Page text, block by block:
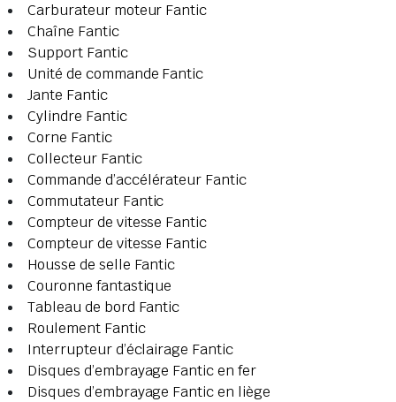
Carburateur moteur Fantic
Chaîne Fantic
Support Fantic
Unité de commande Fantic
Jante Fantic
Cylindre Fantic
Corne Fantic
Collecteur Fantic
Commande d’accélérateur Fantic
Commutateur Fantic
Compteur de vitesse Fantic
Compteur de vitesse Fantic
Housse de selle Fantic
Couronne fantastique
Tableau de bord Fantic
Roulement Fantic
Interrupteur d’éclairage Fantic
Disques d’embrayage Fantic en fer
Disques d’embrayage Fantic en liège